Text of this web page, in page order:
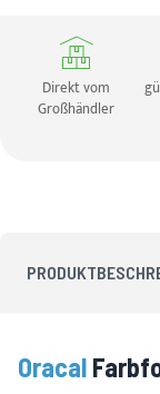
Direkt vom
Großhändler
Oracal